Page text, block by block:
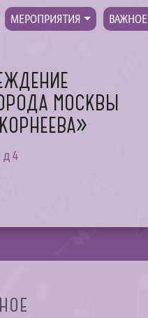
МОСКВЫ
д 4
МЕРОПРИЯТИЯ ВАЖНОЕ